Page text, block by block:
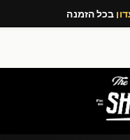
בכל הזמנה